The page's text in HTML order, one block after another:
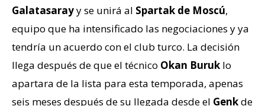
Galatasarayy se unirá al Spartak de Moscú,
equipo que ha intensificado las negociaciones y ya
tendría un acuerdo con el club turco. La decisión
llega después de que el técnico Okan Buruk lo
apartara de la lista para esta temporada, apenas
seis meses después de su llegada desde el Genkde